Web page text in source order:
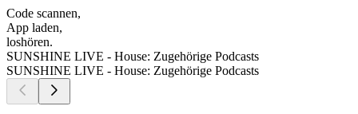
Code scannen,
App laden,
loshören.
SUNSHINE LIVE - House: Zugehörige Podcasts
SUNSHINE LIVE - House: Zugehörige Podcasts